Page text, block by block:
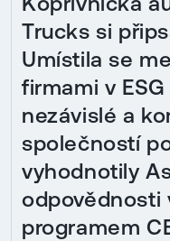
Trucks si
Umístila se
firmami v
nezávislé a
společností
vyhodnotily
odpovědnosti
programem